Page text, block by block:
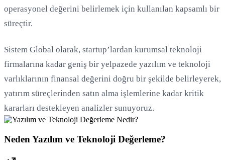
operasyonel değerini belirlemek için kullanılan kapsamlı bir
süreçtir.
Sistem Global olarak, startup’lardan kurumsal teknoloji
firmalarına kadar geniş bir yelpazede yazılım ve teknoloji
varlıklarının finansal değerini doğru bir şekilde belirleyerek,
yatırım süreçlerinden satın alma işlemlerine kadar kritik
kararları destekleyen analizler sunuyoruz.
Neden Yazılım ve Teknoloji Değerleme?